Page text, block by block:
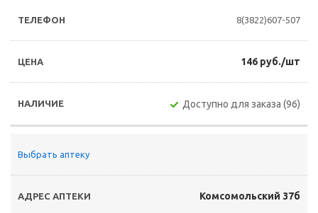
8(3822)607-507
146 руб./шт
Доступно для заказа (96)
Выбрать аптеку
Комсомольский 37б